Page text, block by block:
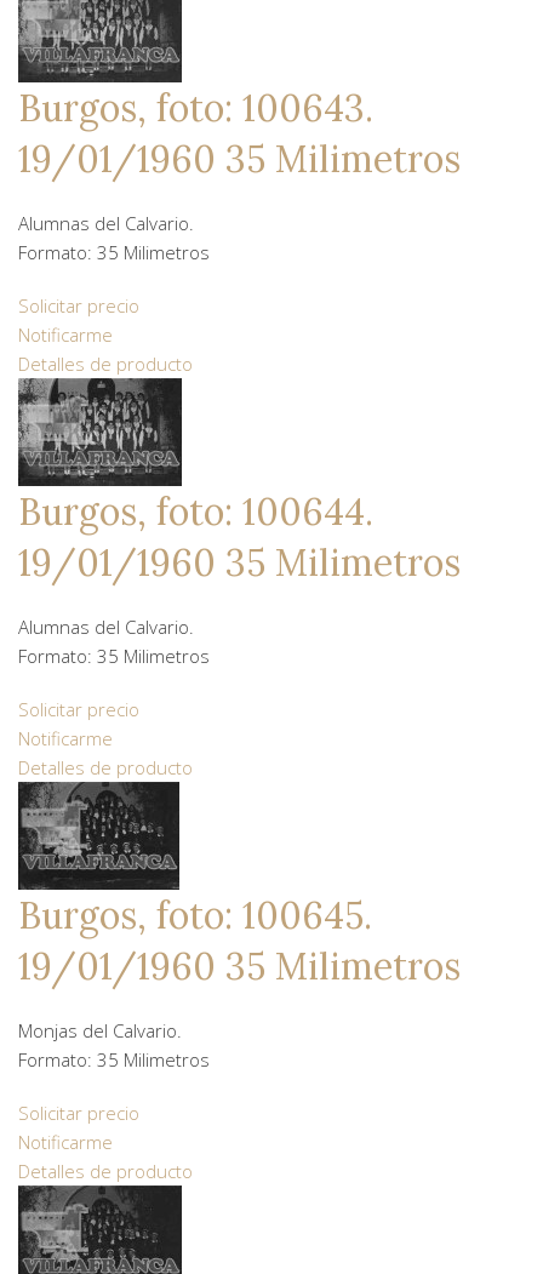
Burgos, foto: 100643.
19/01/1960 35 Milimetros
Alumnas del Calvario.
Formato: 35 Milimetros
Solicitar precio
Notificarme
Detalles de producto
Burgos, foto: 100644.
19/01/1960 35 Milimetros
Alumnas del Calvario.
Formato: 35 Milimetros
Solicitar precio
Notificarme
Detalles de producto
Burgos, foto: 100645.
19/01/1960 35 Milimetros
Monjas del Calvario.
Formato: 35 Milimetros
Solicitar precio
Notificarme
Detalles de producto